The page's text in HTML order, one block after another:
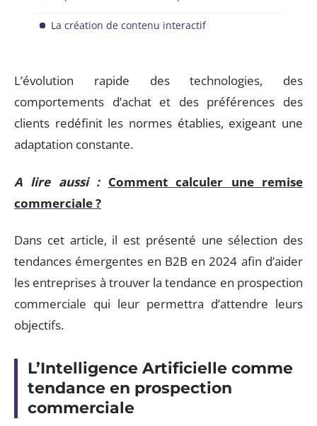
La création de contenu interactif
L’évolution rapide des technologies, des
comportements d’achat et des préférences des
clients redéfinit les normes établies, exigeant une
adaptation constante.
A lire aussi : Comment calculer une remise
commerciale ?
Dans cet article, il est présenté une sélection des
tendances émergentes en B2B en 2024 afin d’aider
les entreprises à trouver la tendance en prospection
commerciale qui leur permettra d’attendre leurs
objectifs.
L’Intelligence Artificielle comme
tendance en prospection
commerciale